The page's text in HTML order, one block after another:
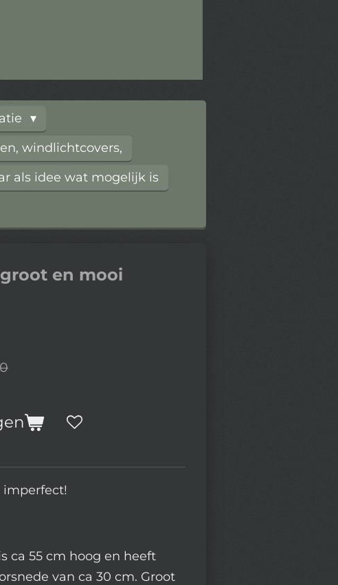
windlichtcovers,
als idee wat mogelijk is
en mooi
imperfect!
ca 55 cm hoog en heeft
van ca 30 cm. Groot